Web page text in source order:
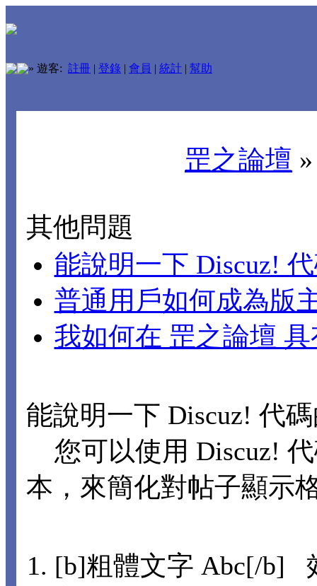
» 遊客: 註冊 | 登錄 | 會員 | 統計 | 幫助
罡之論壇
其他問題
能說明一下 Discuz!
普通用戶如何成為版
我如何在 罡之論壇
能說明一下 Discuz! 代
您可以使用 Discuz!
本，來簡化對帖子顯示
[b]粗體文字 Abc[/b]